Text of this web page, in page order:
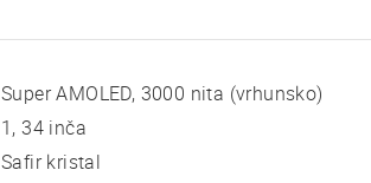
Super AMOLED, 3000 nita (vrhunsko)
1, 34 inča
Safir kristal